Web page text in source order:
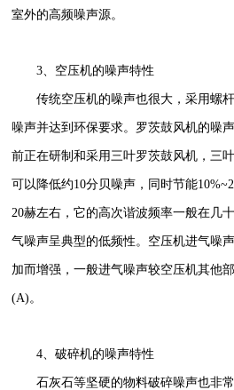
室外的高频噪声源。
3、空压机的噪声特性
传统空压机的噪声也很大，采用螺杆
噪声并达到环保要求。罗茨鼓风机的噪
前正在研制和采用三叶罗茨鼓风机，三
可以降低约10分贝噪声，同时节能
20赫左右，它的高次谐波频率一般在几
气噪声呈典型的低频性。空压机进气噪
加而增强，一般进气噪声较空压机其他
(A)。
4、破碎机的噪声特性
石灰石等坚硬的物料破碎噪声也非常